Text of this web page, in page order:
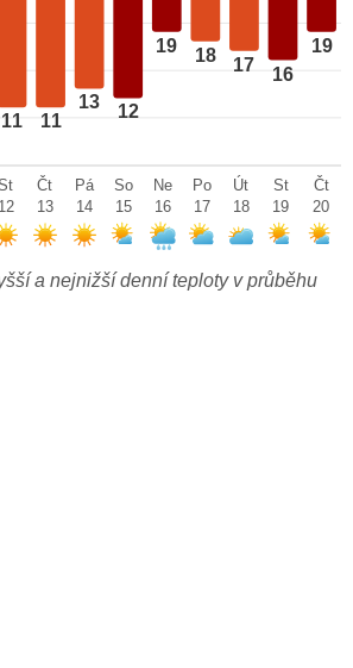
11 11
13 12
19 18 17 16
19
12
Čt
13
Pá
14
So
15
Ne
16
Po
17
Út
18
St
19
Čt
20
a nejnižší denní teploty v průběhu